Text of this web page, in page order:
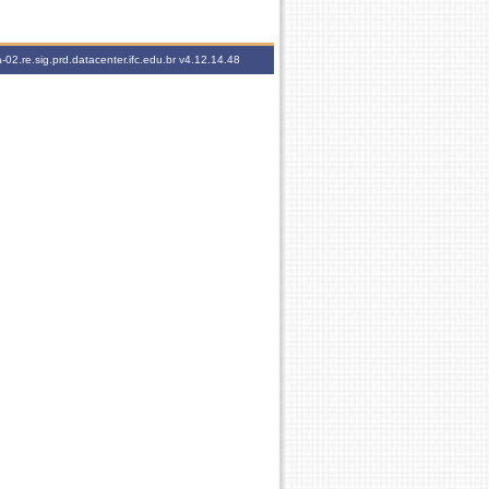
02.re.sig.prd.datacenter.ifc.edu.brv4.12.14.48